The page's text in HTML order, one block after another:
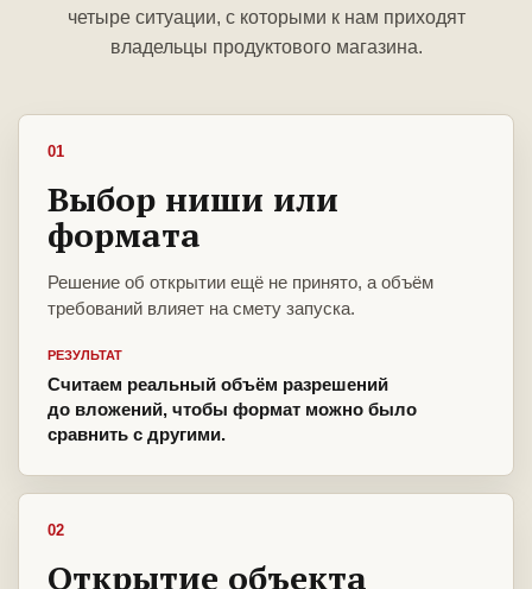
четыре ситуации, с которыми к нам приходят
владельцы продуктового магазина.
01
Выбор ниши или
формата
Решение об открытии ещё не принято, а объём
требований влияет на смету запуска.
РЕЗУЛЬТАТ
Считаем реальный объём разрешений
до вложений, чтобы формат можно было
сравнить с другими.
02
Открытие объекта